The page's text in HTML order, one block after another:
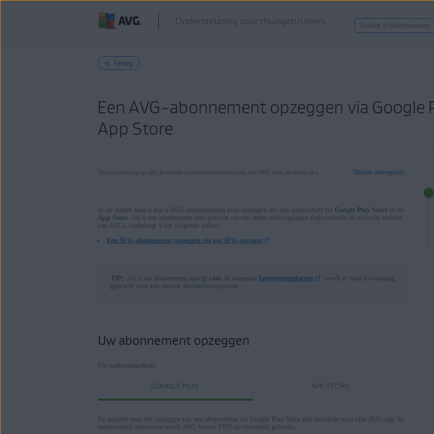
Ondersteuning voor thuisgebruikers
< Terug
Een AVG-abonnement opzeggen via Google
App Store
Van toepassing op Alle betaalde consumentenproducten van AVG voor Android en iOS Details weergeven
Producten:
In dit artikel leest u hoe u AVG-abonnementen kunt opzeggen die zijn aangeschaft via Google Play Store of de
App Store. Als u een abonnement hebt gekocht via een ander verkoopkanaal (bijvoorbeeld de officiële website
van AVG), raadpleegt u het volgende artikel:
Een AVG-abonnement opzeggen via uw AVG-account
TIP: Als u uw abonnement opzegt vóór de volgende factureringsdatum
, wordt er niets in rekening
gebracht voor een nieuwe abonnementsperiode.
Uw abonnement opzeggen
Uw aankoopmethode:
GOOGLE PLAY APP STORE
De stappen voor het opzeggen van een abonnement via Google Play Store zijn hetzelfde voor elke AVG-app. In
onderstaande instructies wordt AVG Secure VPN als voorbeeld gebruikt: